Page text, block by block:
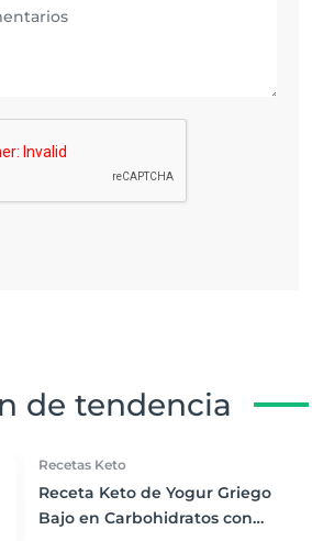
de tendencia
Recetas Keto
Receta Keto de Yogur Griego
Bajo en Carbohidratos con